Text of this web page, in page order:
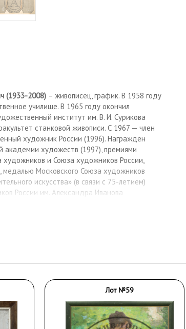
(1933-2008) – живописец, график. В 1958 году
училище. В 1965 году окончил
институт им. В. И. Сурикова
станковой живописи. С 1967 — член
художник России (1996). Награжден
академии художеств (1997), премиями
и Союза художников России,
медалью Московского Союза художников
искусства» (в связи с 75-летием)
России им. Александра Иванова
искусство России» (2008).
Лот №59